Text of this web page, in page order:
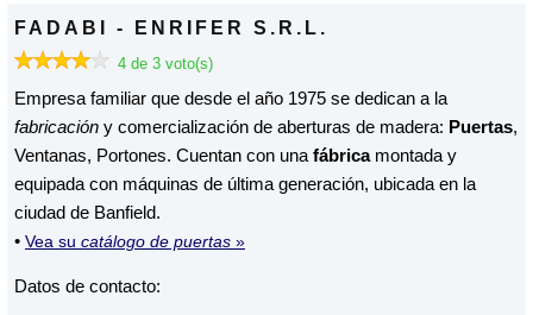
GROMANTI S.A.
LIPLAC S.A.
PEÑA ABERTURAS
PLAC CORR S.A.
RUSCINO
FADABI - ENRIFER S.R.L.
4 de 3 voto(s)
Empresa familiar que desde el año 1975 se dedican a la
fabricación y comercialización de aberturas de madera: Puertas,
Ventanas, Portones. Cuentan con una fábricamontada y
equipada con máquinas de última generación, ubicada en la
ciudad de Banfield.
• Vea su catálogo de puertas »
Datos de contacto: